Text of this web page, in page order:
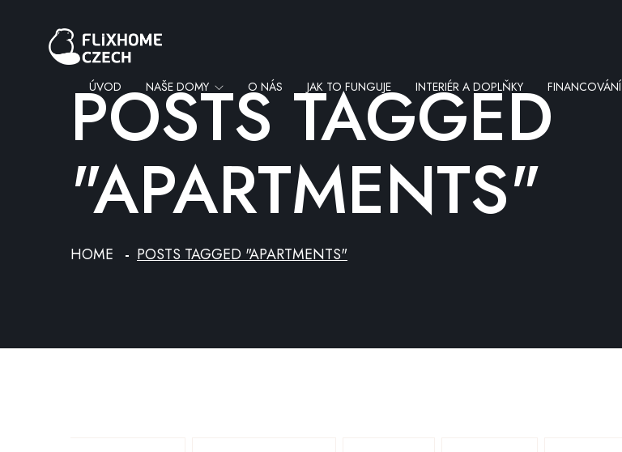
ÚVOD NAŠE DOMY O NÁS JAK TO FUNGUJE INTERIÉR A DOPLŇKY FINANCOVÁNÍ
POSTS TAGGED
"APARTMENTS"
HOME POSTS TAGGED "APARTMENTS"